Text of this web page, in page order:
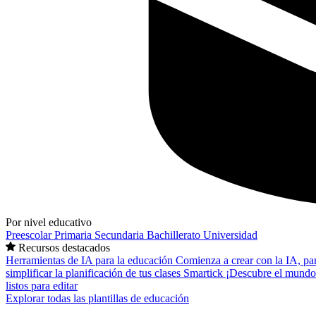
Por nivel educativo
PreescolarPrimaria Secundaria Bachillerato Universidad
Recursos destacados
Herramientas de IA para la educación Comienza a crear con la IA,
simplificar la planificación de tus clases Smartick ¡Descubre el
listos para editar
Explorar todas las plantillas de educación